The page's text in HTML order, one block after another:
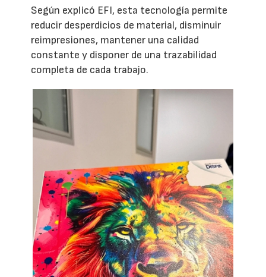
Según explicó EFI, esta tecnología permite
reducir desperdicios de material, disminuir
reimpresiones, mantener una calidad
constante y disponer de una trazabilidad
completa de cada trabajo.